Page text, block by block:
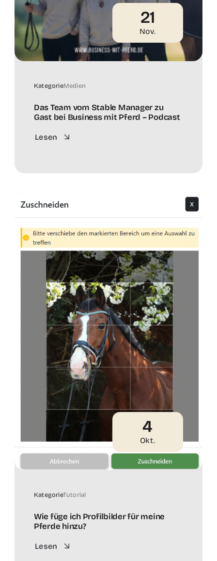
21
Nov.
KategorieMedien
Das Team vom Stable Manager zu
Gast bei Business mit Pferd – Podcast
Lesen
4
Okt.
KategorieTutorial
Wie füge ich Profilbilder für meine
Pferde hinzu?
Lesen